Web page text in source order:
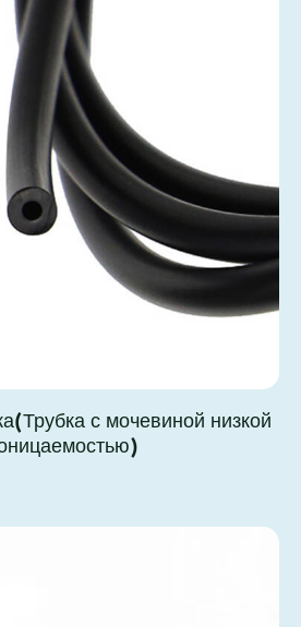
с мочевиной низкой